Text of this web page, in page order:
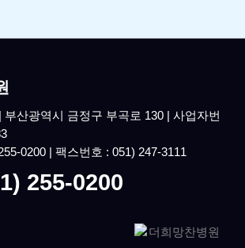
부산광역시 금정구 부곡로 130 | 사업자번
0200 | 팩스번호 : 051) 247-3111
255-0200